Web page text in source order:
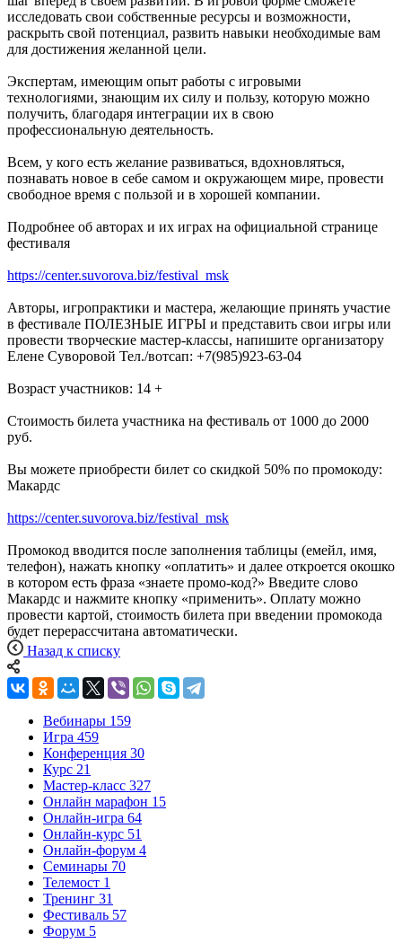
исследовать свои собственные ресурсы и возможности,
раскрыть свой потенциал, развить навыки необходимые вам
для достижения желанной цели.
Экспертам, имеющим опыт работы с игровыми
технологиями, знающим их силу и пользу, которую можно
получить, благодаря интеграции их в свою
профессиональную деятельность.
Всем, у кого есть желание развиваться, вдохновляться,
познавать новое в себе самом и окружающем мире, провести
свободное время с пользой и в хорошей компании.
Подробнее об авторах и их играх на официальной странице
фестиваля
https://center.suvorova.biz/festival_msk
Авторы, игропрактики и мастера, желающие принять участие
в фестивале ПОЛЕЗНЫЕ ИГРЫ и представить свои игры или
провести творческие мастер-классы, напишите организатору
Елене Суворовой Тел./вотсап: +7(985)923-63-04
Возраст участников: 14 +
Стоимость билета участника на фестиваль от 1000 до 2000
руб.
Вы можете приобрести билет со скидкой 50% по промокоду:
Макардс
https://center.suvorova.biz/festival_msk
Промокод вводится после заполнения таблицы (емейл, имя,
телефон), нажать кнопку «оплатить» и далее откроется окошко
в котором есть фраза «знаете промо-код?» Введите слово
Макардс и нажмите кнопку «применить». Оплату можно
провести картой, стоимость билета при введении промокода
будет перерассчитана автоматически.
Назад к списку
Вебинары 159
Игра 459
Конференция 30
Курс 21
Мастер-класс 327
Онлайн марафон 15
Онлайн-игра 64
Онлайн-курс 51
Онлайн-форум 4
Семинары 70
Телемост 1
Тренинг 31
Фестиваль 57
Форум 5